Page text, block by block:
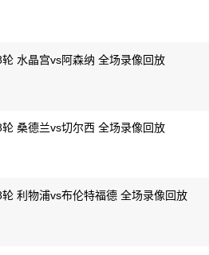
水晶宫vs阿森纳 全场录像回放
桑德兰vs切尔西 全场录像回放
利物浦vs布伦特福德 全场录像回放